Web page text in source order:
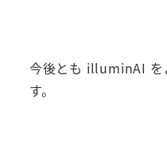
今後とも illuminAI を
す。